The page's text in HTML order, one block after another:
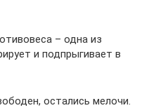
– одна из
и подпрыгивает в
остались мелочи.